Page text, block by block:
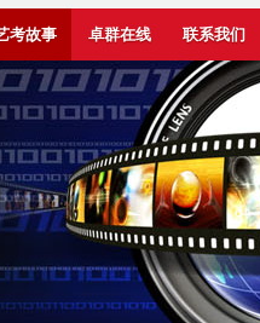
考故事 卓群在线 联系我们